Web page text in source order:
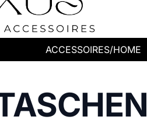
ACCESSOIRES/HOME